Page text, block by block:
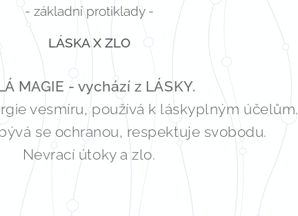
- základní protiklady -
LÁSKA X ZLO
MAGIE - vychází z LÁSKY.
vesmíru, používá k láskyplným účelům.
se ochranou, respektuje svobodu.
Nevrací útoky a zlo.